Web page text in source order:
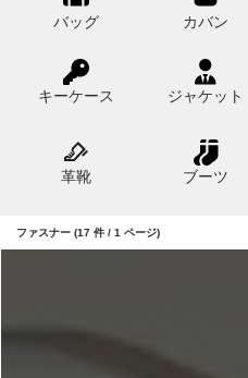
バッグ カバン
キーケース ジャケット
革靴 ブーツ
ファスナー (17 件 / 1 ページ)